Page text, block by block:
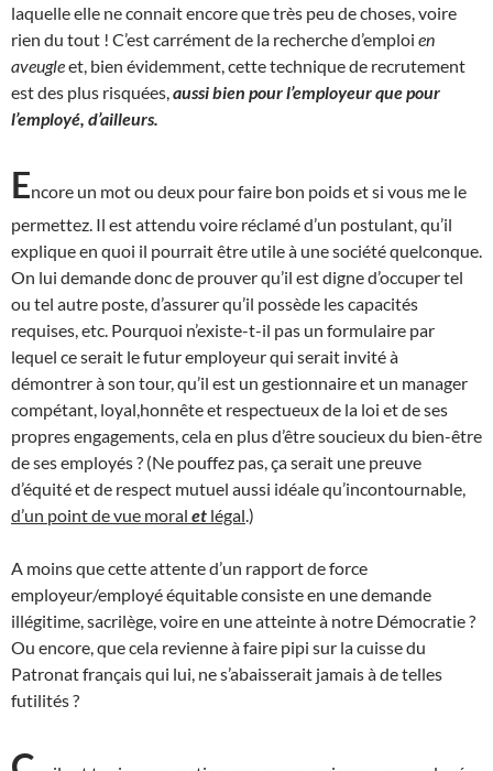
laquelle elle ne connait encore que très peu de choses, voire
rien du tout ! C’est carrément de la recherche d’emploi en
aveugleet, bien évidemment, cette technique de recrutement
est des plus risquées, aussi bien pour l’employeur que pour
l’employé, d’ailleurs.
Encore un mot ou deux pour faire bon poids et si vous me le
permettez. Il est attendu voire réclamé d’un postulant, qu’il
explique en quoi il pourrait être utile à une société quelconque.
On lui demande donc de prouver qu’il est digne d’occuper tel
ou tel autre poste, d’assurer qu’il possède les capacités
requises, etc. Pourquoi n’existe-t-il pas un formulaire par
lequel ce serait le futur employeur qui serait invité à
démontrer à son tour, qu’il est un gestionnaire et un manager
compétant, loyal,honnête et respectueux de la loi et de ses
propres engagements, cela en plus d’être soucieux du bien-être
de ses employés ? (Ne pouffez pas, ça serait une preuve
d’équité et de respect mutuel aussi idéale qu’incontournable,
d’un point de vue moral et légal .)
A moins que cette attente d’un rapport de force
employeur/employé équitable consiste en une demande
illégitime, sacrilège, voire en une atteinte à notre Démocratie ?
Ou encore, que cela revienne à faire pipi sur la cuisse du
Patronat français qui lui, ne s’abaisserait jamais à de telles
futilités ?